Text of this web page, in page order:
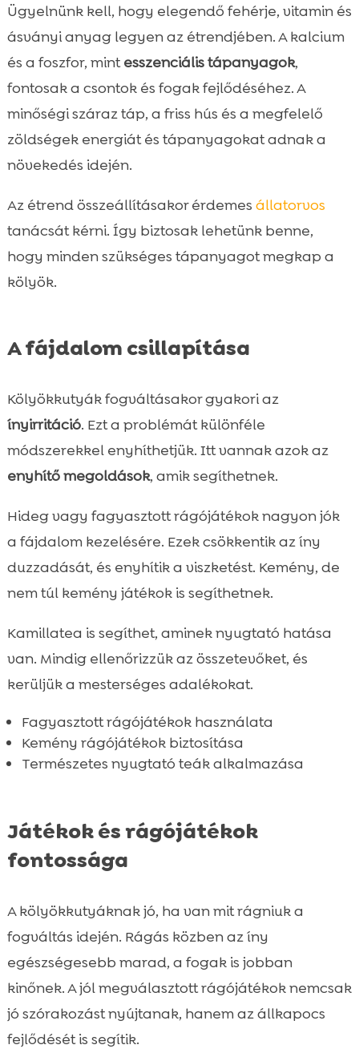
Ügyelnünk kell, hogy elegendő fehérje, vitamin és
ásványi anyag legyen az étrendjében. A kalcium
és a foszfor, mintesszenciális tápanyagok,
fontosak a csontok és fogak fejlődéséhez. A
minőségi száraz táp, a friss hús és a megfelelő
zöldségek energiát és tápanyagokat adnak a
növekedés idején.
Az étrend összeállításakor érdemes állatorvos
tanácsát kérni. Így biztosak lehetünk benne,
hogy minden szükséges tápanyagot megkap a
kölyök.
A fájdalom csillapítása
Kölyökkutyák fogváltásakor gyakori az
ínyirritáció. Ezt a problémát különféle
módszerekkel enyhíthetjük. Itt vannak azok az
enyhítő megoldások, amik segíthetnek.
Hideg vagy fagyasztott rágójátékok nagyon jók
a fájdalom kezelésére. Ezek csökkentik az íny
duzzadását, és enyhítik a viszketést. Kemény, de
nem túl kemény játékok is segíthetnek.
Kamillatea is segíthet, aminek nyugtató hatása
van. Mindig ellenőrizzük az összetevőket, és
kerüljük a mesterséges adalékokat.
Fagyasztott rágójátékok használata
Kemény rágójátékok biztosítása
Természetes nyugtató teák alkalmazása
Játékok és rágójátékok
fontossága
A kölyökkutyáknak jó, ha van mit rágniuk a
fogváltás idején. Rágás közben az íny
egészségesebb marad, a fogak is jobban
kinőnek. A jól megválasztott rágójátékok nemcsak
jó szórakozást nyújtanak, hanem az állkapocs
fejlődését is segítik.